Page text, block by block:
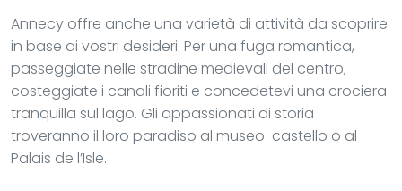
Annecy offre anche una varietà di attività da scoprire
in base ai vostri desideri. Per una fuga romantica,
passeggiate nelle stradine medievali del centro,
costeggiate i canali fioriti e concedetevi una crociera
tranquilla sul lago. Gli appassionati di storia
troveranno il loro paradiso al museo-castello o al
Palais de l’Isle.